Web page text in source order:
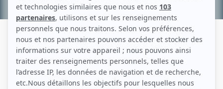
BERNARD ASSINIWI
Liens
Fiche de Bernard Assiniwi sur Showbizz.net